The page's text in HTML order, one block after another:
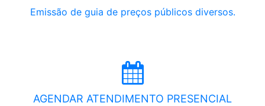
Emissão de guia de preços públicos diversos.
AGENDAR ATENDIMENTO PRESENCIAL